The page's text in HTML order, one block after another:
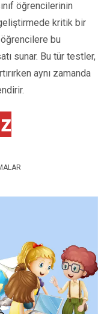
öğrencilerinin
kritik bir
bu
sunar. Bu tür testler,
aynı zamanda